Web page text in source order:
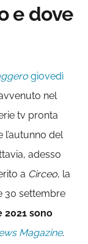
e dove
giovedì
nel
tv pronta
l’autunno del
adesso
a Circeo, la
30 settembre
2021 sono
Magazine.